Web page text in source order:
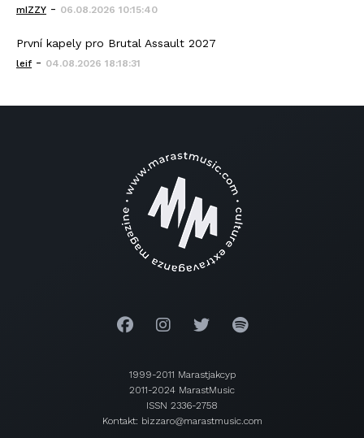
mIZZY - 06.08.2026 10:15:40
První kapely pro Brutal Assault 2027
leif - 04.08.2026 18:18:31
1999-2011 Marastjakcyp
2011-2024 MarastMusic
ISSN 2336-2758
Kontakt: bizzaro@marastmusic.com